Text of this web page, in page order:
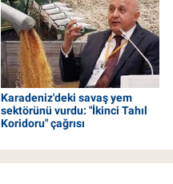
Karadeniz'deki savaş yem
sektörünü vurdu: "İkinci Tahıl
Koridoru" çağrısı